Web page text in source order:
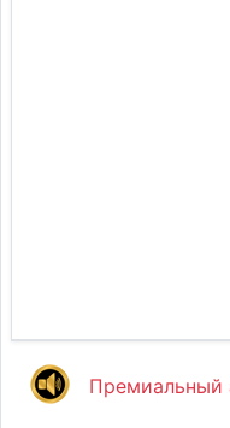
Премиальный